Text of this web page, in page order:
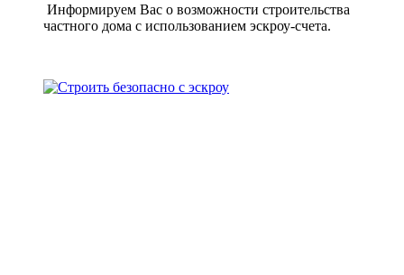
Информируем Вас о возможности строительства
частного дома с использованием эcкроу-счета.